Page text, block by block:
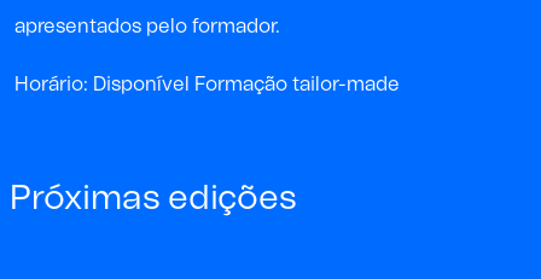
apresentados pelo formador.
Horário: Disponível Formação tailor-made
Próximas edições